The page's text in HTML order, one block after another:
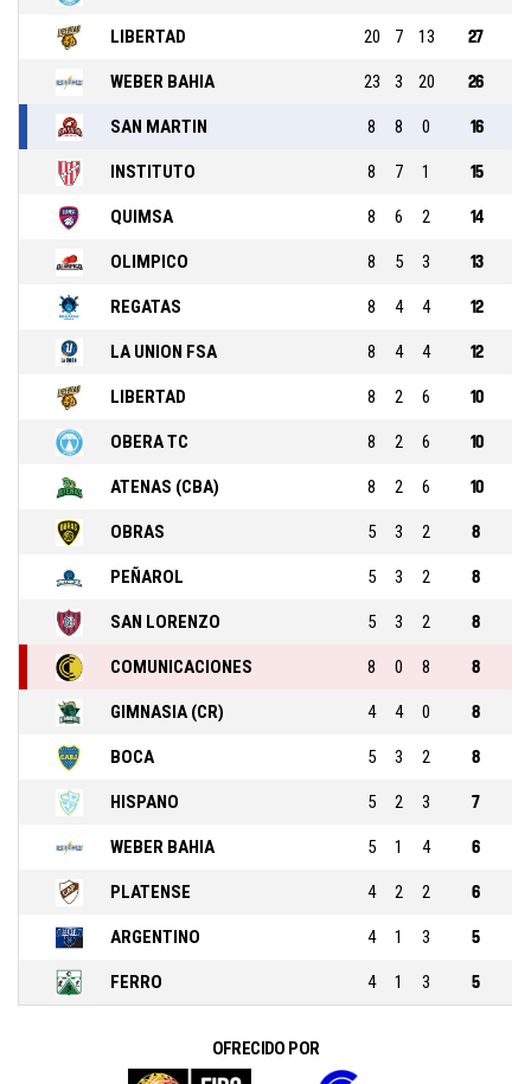
LIBERTAD 20 7 13 27
WEBER BAHIA 23 3 20 26
SAN MARTIN 8 8 0 16
INSTITUTO 8 7 1 15
QUIMSA 8 6 2 14
OLIMPICO 8 5 3 13
REGATAS 8 4 4 12
LA UNION FSA 8 4 4 12
LIBERTAD 8 2 6 10
OBERA TC 8 2 6 10
ATENAS (CBA) 8 2 6 10
OBRAS 5 3 2 8
PEÑAROL 5 3 2 8
SAN LORENZO 5 3 2 8
COMUNICACIONES 8 0 8 8
GIMNASIA (CR) 4 4 0 8
BOCA 5 3 2 8
HISPANO 5 2 3 7
WEBER BAHIA 5 1 4 6
PLATENSE 4 2 2 6
ARGENTINO 4 1 3 5
FERRO 4 1 3 5
OFRECIDO POR